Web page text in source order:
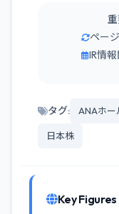
ペー
IR情
タグ: ANAホー
日本株
Key Figures